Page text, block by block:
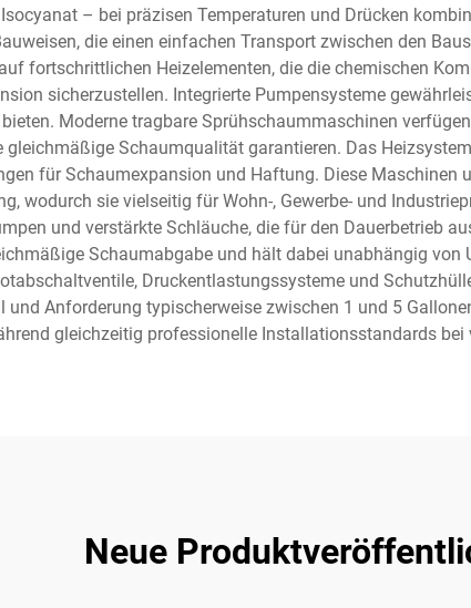
– bei präzisen Temperaturen und Drücken
die einen einfachen Transport zwischen den
fortschrittlichen Heizelementen, die die chemischen
sicherzustellen. Integrierte Pumpensysteme
Moderne tragbare Sprühschaummaschinen
Schaumqualität garantieren. Das
für Schaumexpansion und Haftung. Diese
wodurch sie vielseitig für Wohn-, Gewerbe- und
und verstärkte Schläuche, die für den Dauerbetrieb
Schaumabgabe und hält dabei unabhängig
Druckentlastungssysteme und
und Anforderung typischerweise zwischen 1 und 5
gleichzeitig professionelle Installationsstandards
Neue